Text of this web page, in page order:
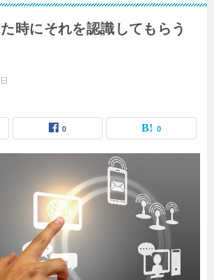
時にそれを認識してもらう
0 0